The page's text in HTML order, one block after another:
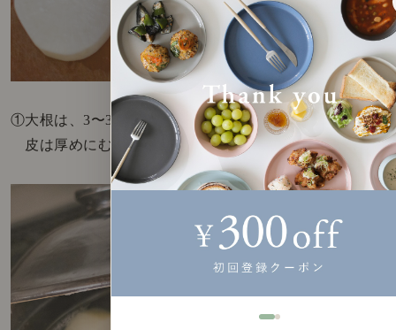
①大根は、3〜3.5cm厚の輪切りに。
皮は厚めにむいて、煮崩れしないよう面取りします。